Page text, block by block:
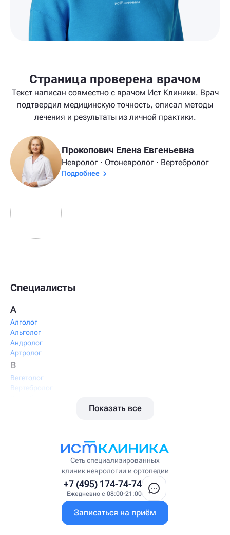
Страница проверена врачом
Текст написан совместно с врачом Ист Клиники. Врач
подтвердил медицинскую точность, описал методы
лечения и результаты из личной практики.
Прокопович Елена Евгеньевна
Невролог · Отоневролог · Вертебролог
Подробнее
Специалисты
А
Алголог
Альголог
Андролог
Артролог
В
Вегетолог
Вертебролог
Висцеральный массажист
Врач интегративной медицины
Врач первичного приёма
Гастроэнтеролог-гепатолог
Показать все
Сеть специализированных
клиник неврологии и ортопедии
+7 (495) 174-74-74
Ежедневно с 08:00-21:00
Записаться на приём